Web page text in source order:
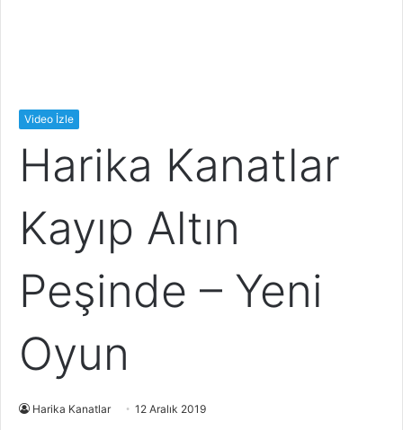
Video İzle
Harika Kanatlar
Kayıp Altın
Peşinde – Yeni
Oyun
Harika Kanatlar 12 Aralık 2019